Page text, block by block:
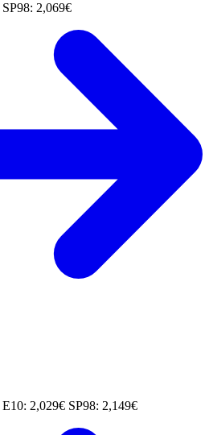
SP98: 2,069€
E10: 2,029€ SP98: 2,149€